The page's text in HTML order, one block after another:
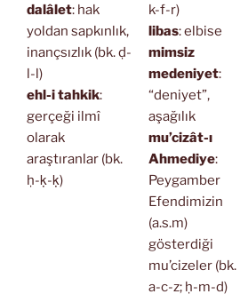
dalâlet: hak
yoldan sapkınlık,
inançsızlık (bk. ḍ-
l-l)
ehl-i tahkik:
gerçeği ilmî
olarak
araştıranlar (bk.
ḥ-ḳ-ḳ)
k-f-r)
libas: elbise
mimsiz
medeniyet:
“deniyet”,
aşağılık
mu’cizât-ı
Ahmediye:
Peygamber
Efendimizin
(a.s.m)
gösterdiği
mu’cizeler (bk.
a-c-z; ḥ-m-d)